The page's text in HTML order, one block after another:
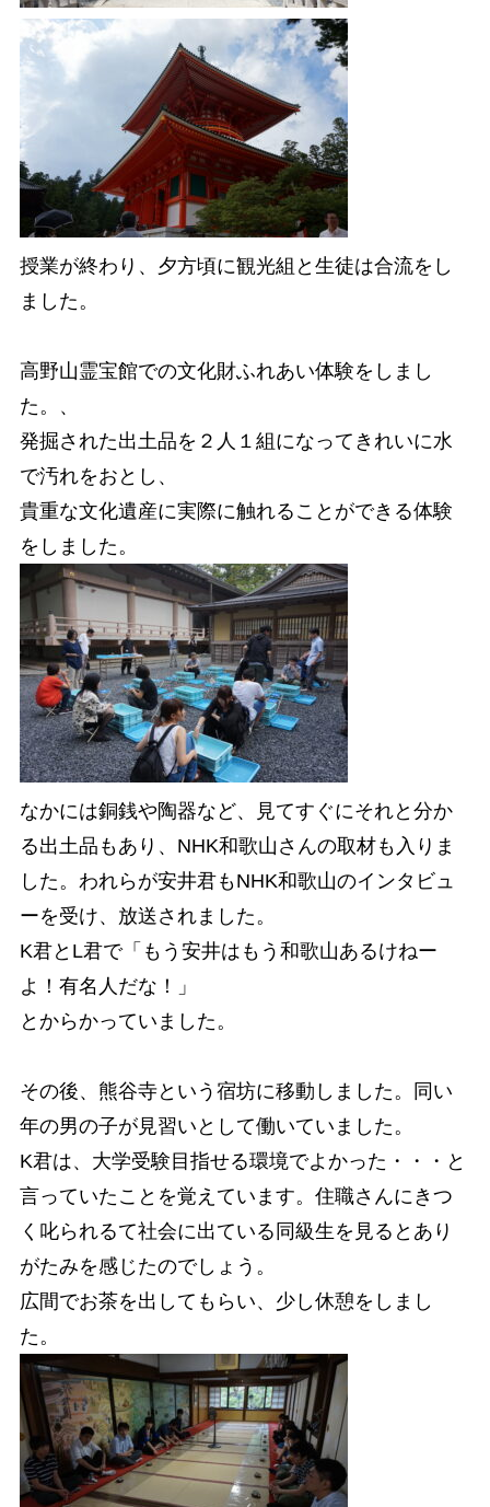
授業が終わり、夕方頃に観光組と生徒は合流をし
ました。
高野山霊宝館での文化財ふれあい体験をしまし
た。、
発掘された出土品を２人１組になってきれいに水
で汚れをおとし、
貴重な文化遺産に実際に触れることができる体験
をしました。
なかには銅銭や陶器など、見てすぐにそれと分か
る出土品もあり、NHK和歌山さんの取材も入りま
した。われらが安井君もNHK和歌山のインタビュ
ーを受け、放送されました。
K君とL君で「もう安井はもう和歌山あるけねー
よ！有名人だな！」
とからかっていました。
その後、熊谷寺という宿坊に移動しました。同い
年の男の子が見習いとして働いていました。
K君は、大学受験目指せる環境でよかった・・・と
言っていたことを覚えています。住職さんにきつ
く叱られるて社会に出ている同級生を見るとあり
がたみを感じたのでしょう。
広間でお茶を出してもらい、少し休憩をしまし
た。